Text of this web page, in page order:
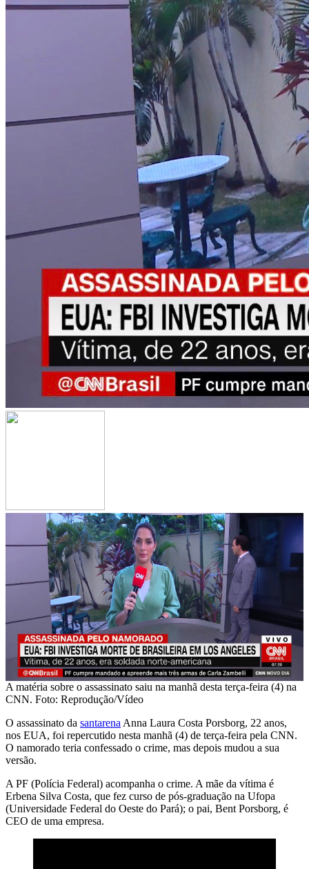
A matéria sobre o assassinato saiu na manhã desta terça-feira (4) na
CNN. Foto: Reprodução/Vídeo
O assassinato da santarena Anna Laura Costa Porsborg, 22 anos,
nos EUA, foi repercutido nesta manhã (4) de terça-feira pela CNN.
O namorado teria confessado o crime, mas depois mudou a sua
versão.
A PF (Polícia Federal) acompanha o crime. A mãe da vítima é
Erbena Silva Costa, que fez curso de pós-graduação na Ufopa
(Universidade Federal do Oeste do Pará); o pai, Bent Porsborg, é
CEO de uma empresa.